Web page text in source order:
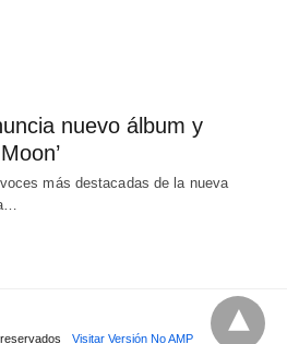
nuevo álbum y
más destacadas de la nueva
Visitar Versión No AMP